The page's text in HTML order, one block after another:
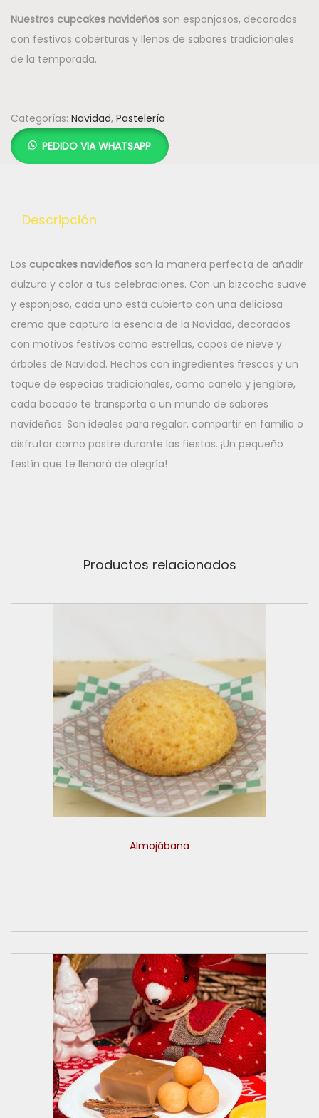
Nuestros cupcakes navideños son esponjosos, decorados
con festivas coberturas y llenos de sabores tradicionales
de la temporada.
Categorías: Navidad, Pastelería
PEDIDO VIA WHATSAPP
Descripción
Los cupcakes navideños son la manera perfecta de añadir
dulzura y color a tus celebraciones. Con un bizcocho suave
y esponjoso, cada uno está cubierto con una deliciosa
crema que captura la esencia de la Navidad, decorados
con motivos festivos como estrellas, copos de nieve y
árboles de Navidad. Hechos con ingredientes frescos y un
toque de especias tradicionales, como canela y jengibre,
cada bocado te transporta a un mundo de sabores
navideños. Son ideales para regalar, compartir en familia o
disfrutar como postre durante las fiestas. ¡Un pequeño
festín que te llenará de alegría!
Productos relacionados
Almojábana